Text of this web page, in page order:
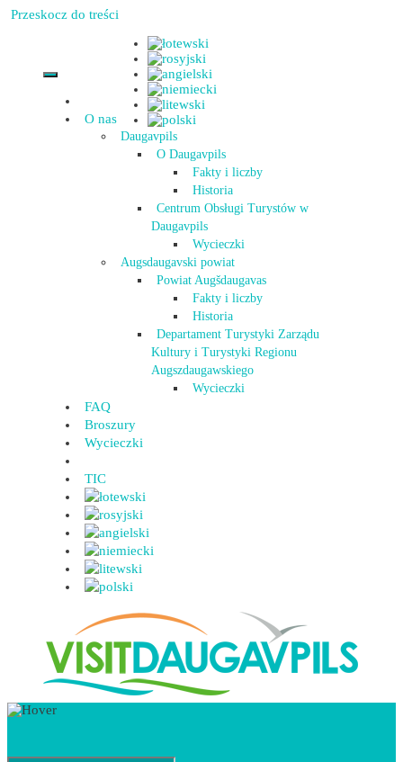
Przeskocz do treści
O nas
Daugavpils
O Daugavpils
Fakty i liczby
Historia
Centrum Obsługi Turystów w
Daugavpils
Wycieczki
Augsdaugavski powiat
Powiat Augšdaugavas
Fakty i liczby
Historia
Departament Turystyki Zarządu
Kultury i Turystyki Regionu
Augszdaugawskiego
Wycieczki
FAQ
Broszury
Wycieczki
TIC